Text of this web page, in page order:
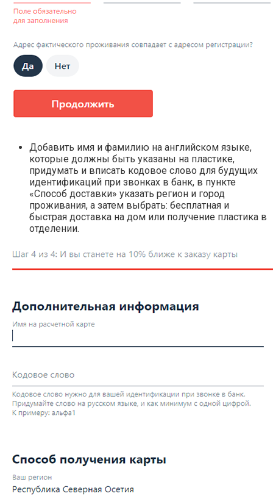
Добавить имя и фамилию на английском языке,
которые должны быть указаны на пластике,
придумать и вписать кодовое слово для будущих
идентификаций при звонках в банк, в пункте
«Способ доставки» указать регион и город
проживания, а затем выбрать: бесплатная и
быстрая доставка на дом или получение пластика в
отделении.